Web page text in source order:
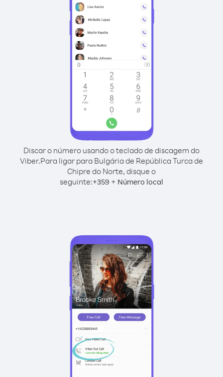
Discar o número usando o teclado de discagem do
Viber.Para ligar para Bulgária de República Turca de
Chipre do Norte, disque o
seguinte:+359 + Número local